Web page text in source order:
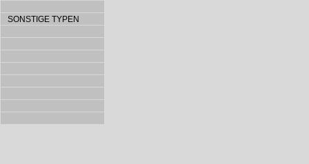
SONSTIGE TYPEN